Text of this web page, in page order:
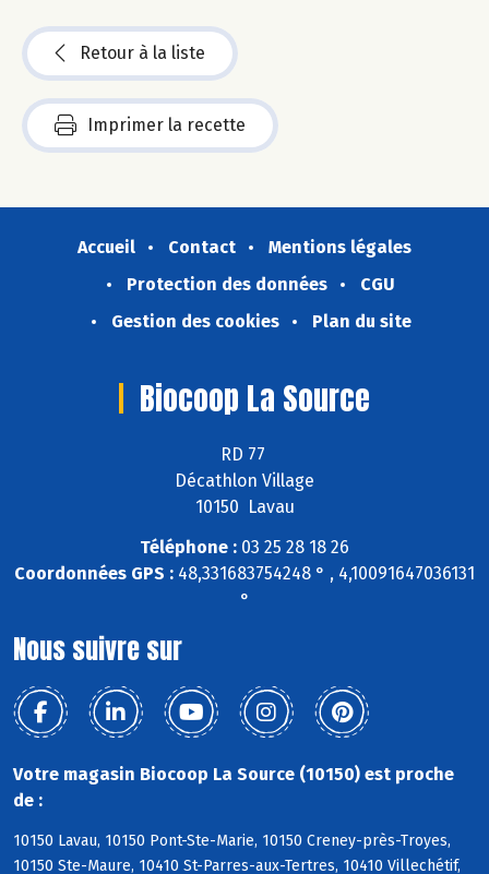
Retour à la liste
Imprimer la recette
Accueil Contact
Mentions légales
Protection des données
CGU
Gestion des cookies
Plan du site
Biocoop La Source
RD 77
Décathlon Village
10150 Lavau
Téléphone : 03 25 28 18 26
Coordonnées GPS : 48,331683754248 ° , 4,10091647036131
°
Nous suivre sur
Votre magasin Biocoop La Source (10150) est proche
de :
10150 Lavau, 10150 Pont-Ste-Marie, 10150 Creney-près-Troyes,
10150 Ste-Maure, 10410 St-Parres-aux-Tertres, 10410 Villechétif,